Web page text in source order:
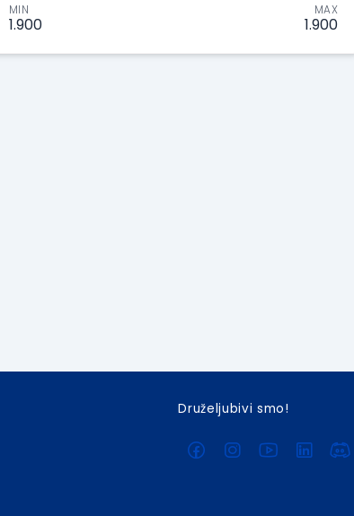
MIN
1.900
MAX
1.900
Druželjubivi smo!